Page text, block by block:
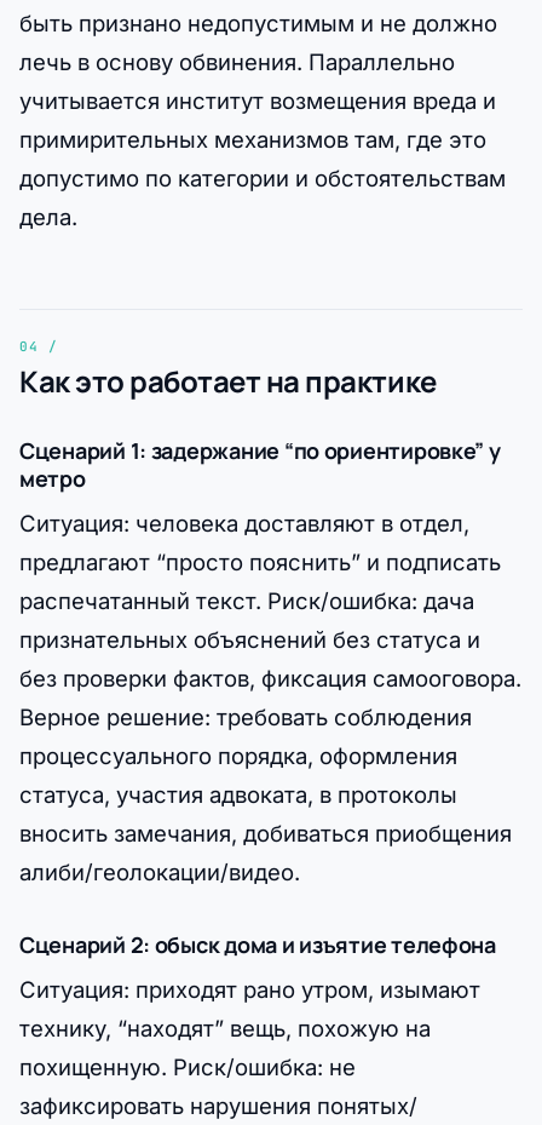
быть признано недопустимым и не должно
лечь в основу обвинения. Параллельно
учитывается институт возмещения вреда и
примирительных механизмов там, где это
допустимо по категории и обстоятельствам
дела.
Как это работает на практике
Сценарий 1: задержание “по ориентировке” у
метро
Ситуация: человека доставляют в отдел,
предлагают “просто пояснить” и подписать
распечатанный текст. Риск/ошибка: дача
признательных объяснений без статуса и
без проверки фактов, фиксация самооговора.
Верное решение: требовать соблюдения
процессуального порядка, оформления
статуса, участия адвоката, в протоколы
вносить замечания, добиваться приобщения
алиби/геолокации/видео.
Сценарий 2: обыск дома и изъятие телефона
Ситуация: приходят рано утром, изымают
технику, “находят” вещь, похожую на
похищенную. Риск/ошибка: не
зафиксировать нарушения понятых/